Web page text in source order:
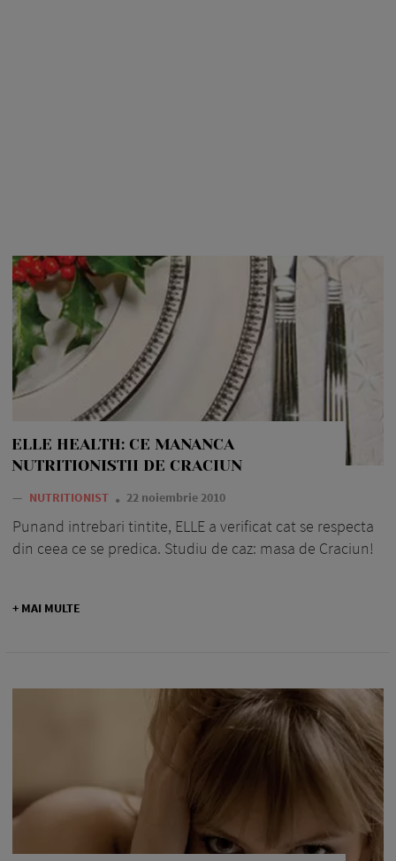
ELLE HEALTH: CE MANANCA
NUTRITIONISTII DE CRACIUN
— NUTRITIONIST 22 noiembrie 2010
Punand intrebari tintite, ELLE a verificat cat se respecta
din ceea ce se predica. Studiu de caz: masa de Craciun!
+ MAI MULTE